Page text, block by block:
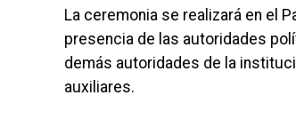
La ceremonia se realizará en el
presencia de las autoridades
demás autoridades de la
auxiliares.